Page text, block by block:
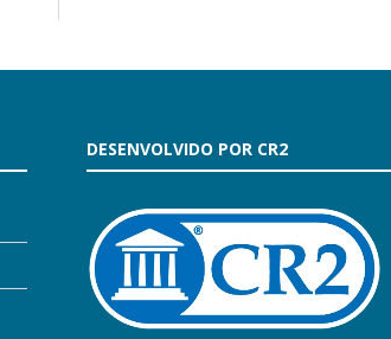
DESENVOLVIDO POR CR2